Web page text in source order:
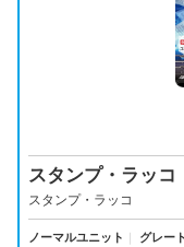
スタンプ・ラッコ
スタンプ・ラッコ
ノーマルユニット ｜ グレー